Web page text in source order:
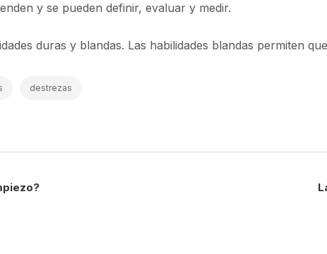
y se pueden definir, evaluar y medir.
duras y blandas. Las habilidades blandas permiten
destrezas